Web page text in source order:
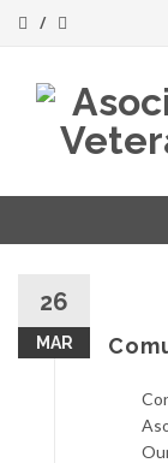
contenido
contenido
26
MAR